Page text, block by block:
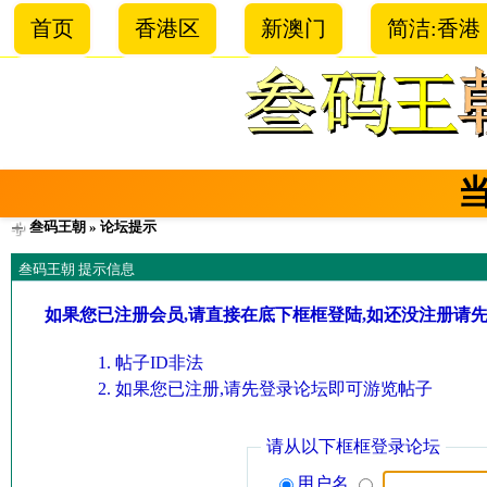
首页 香港区 新澳门 简洁:香港
叁码王朝 » 论坛提示
叁码王朝 提示信息
如果您已注册会员,请直接在底下框框登陆,如还没注册请
帖子ID非法
如果您已注册,请先登录论坛即可游览帖子
请从以下框框登录论坛
用户名